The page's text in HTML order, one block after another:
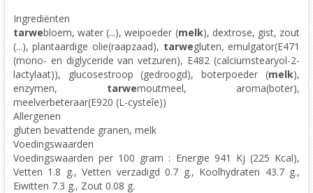
Ingrediënten
tarwebloem, water (...), weipoeder (melk), dextrose, gist, zout
(...), plantaardige olie(raapzaad), tarwegluten, emulgator(E471
(mono- en diglyceride van vetzuren), E482 (calciumstearyol-2-
lactylaat)), glucosestroop (gedroogd), boterpoeder (melk),
enzymen, tarwemoutmeel, aroma(boter),
meelverbeteraar(E920 (L-cysteîe))
Allergenen
gluten bevattende granen, melk
Voedingswaarden
Voedingswaarden per 100 gram : Energie 941 Kj (225 Kcal),
Vetten 1.8 g., Vetten verzadigd 0.7 g., Koolhydraten 43.7 g.,
Eiwitten 7.3 g., Zout 0.08 g.